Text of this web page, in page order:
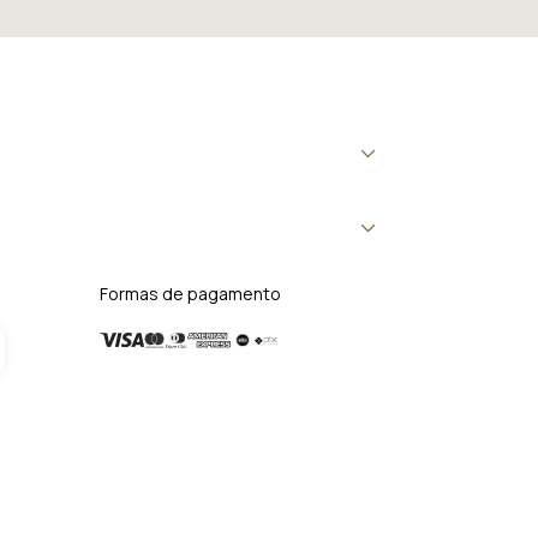
Formas de pagamento